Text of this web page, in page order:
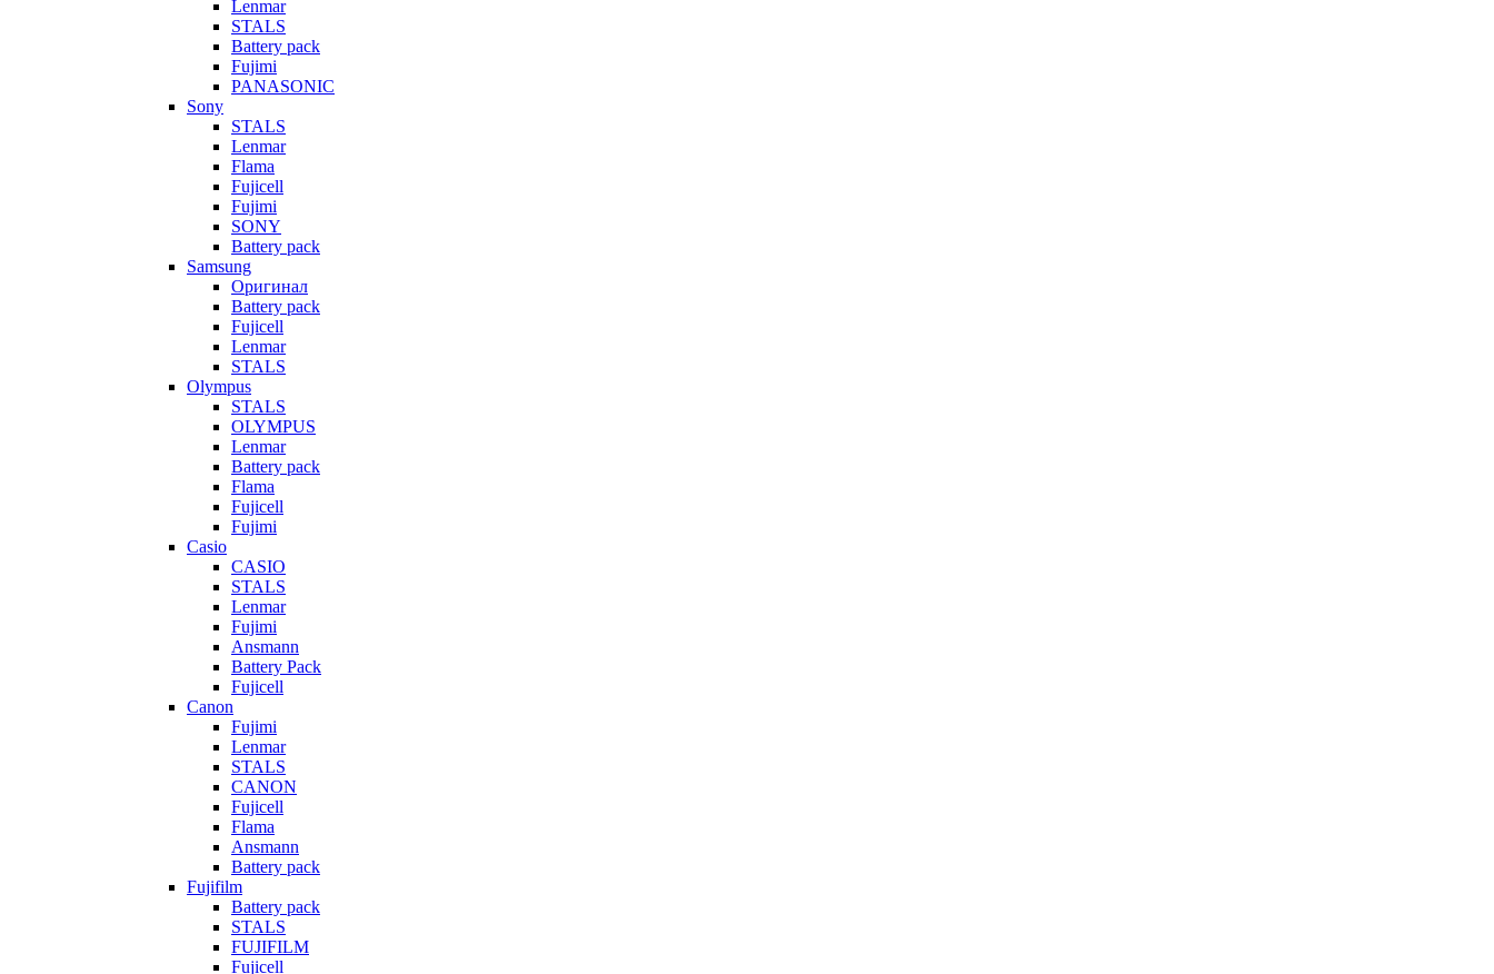
Lenmar
STALS
Battery pack
Fujimi
PANASONIC
Sony
STALS
Lenmar
Flama
Fujicell
Fujimi
SONY
Battery pack
Samsung
Оригинал
Battery pack
Fujicell
Lenmar
STALS
Olympus
STALS
OLYMPUS
Lenmar
Battery pack
Flama
Fujicell
Fujimi
Casio
CASIO
STALS
Lenmar
Fujimi
Ansmann
Battery Pack
Fujicell
Canon
Fujimi
Lenmar
STALS
CANON
Fujicell
Flama
Ansmann
Battery pack
Fujifilm
Battery pack
STALS
FUJIFILM
Fujicell